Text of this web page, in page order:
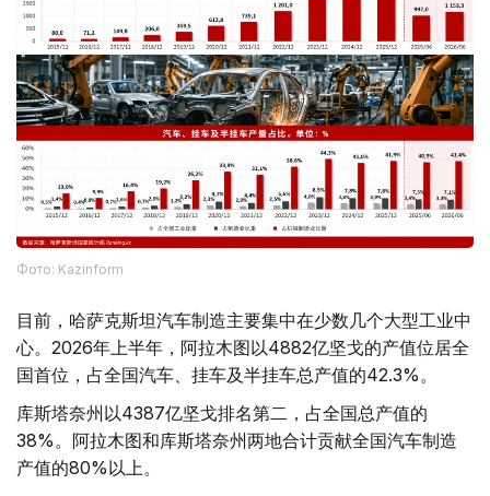
Фото: Kazinform
目前，哈萨克斯坦汽车制造主要集中在少数几个大型工业中
心。2026年上半年，阿拉木图以4882亿坚戈的产值位居全
国首位，占全国汽车、挂车及半挂车总产值的42.3%。
库斯塔奈州以4387亿坚戈排名第二，占全国总产值的
38%。阿拉木图和库斯塔奈州两地合计贡献全国汽车制造
产值的80%以上。